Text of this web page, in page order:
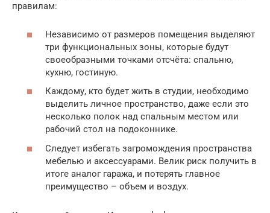
правилам:
Независимо от размеров помещения выделяют
три функциональных зоны, которые будут
своеобразными точками отсчёта: спальню,
кухню, гостиную.
Каждому, кто будет жить в студии, необходимо
выделить личное пространство, даже если это
несколько полок над спальным местом или
рабочий стол на подоконнике.
Следует избегать загромождения пространства
мебелью и аксессуарами. Велик риск получить в
итоге аналог гаража, и потерять главное
преимущество – объем и воздух.